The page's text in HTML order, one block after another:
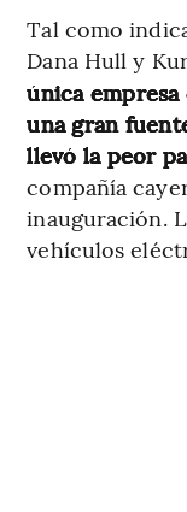
Tal como
Dana Hull y
única
una gran
llevó la peor
compañía
inauguración.
vehículos